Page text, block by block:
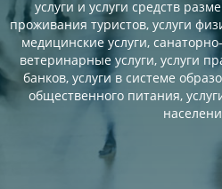
услуги и услуги средств
проживания туристов, услуги
медицинские услуги,
ветеринарные услуги, услуги
банков, услуги в системе
общественного питания,